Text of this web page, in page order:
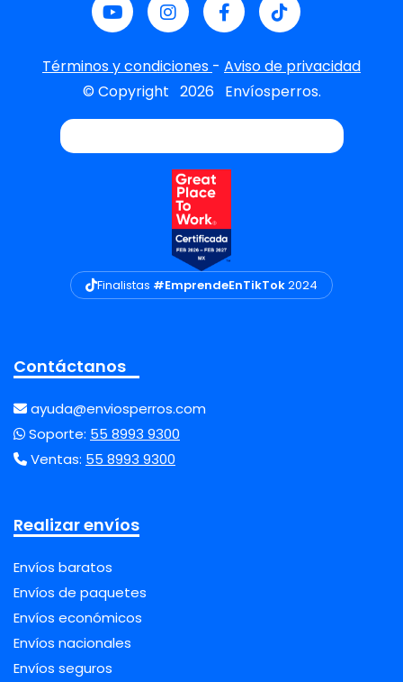
Términos y condiciones - Aviso de privacidad
© Copyright 2026 Envíosperros.
Finalistas #EmprendeEnTikTok2024
Contáctanos
ayuda@enviosperros.com
Soporte: 55 8993 9300
Ventas: 55 8993 9300
Realizar envíos
Envíos baratos
Envíos de paquetes
Envíos económicos
Envíos nacionales
Envíos seguros